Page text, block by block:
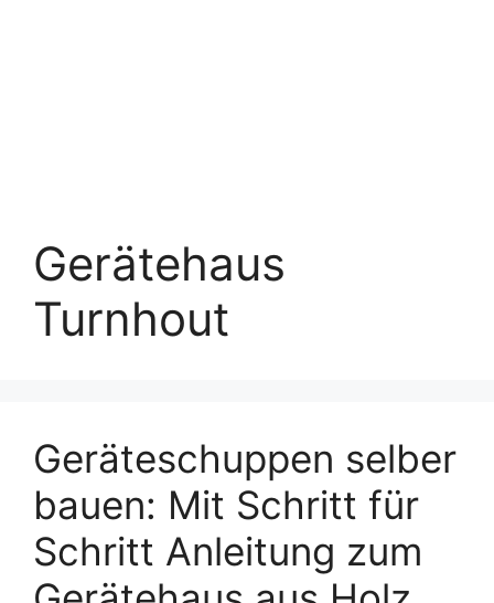
Gerätehaus
Turnhout
Geräteschuppen selber
bauen: Mit Schritt für
Schritt Anleitung zum